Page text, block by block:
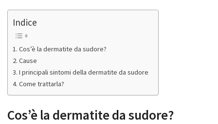
Indice
Cos’è la dermatite da sudore?
Cause
I principali sintomi della dermatite da sudore
Come trattarla?
Cos’è la dermatite da sudore?